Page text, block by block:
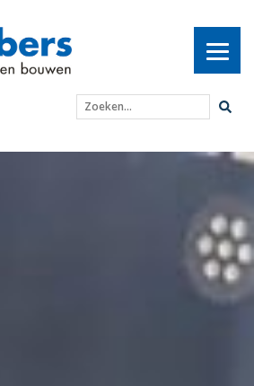
Zoeken...
Afslag: een